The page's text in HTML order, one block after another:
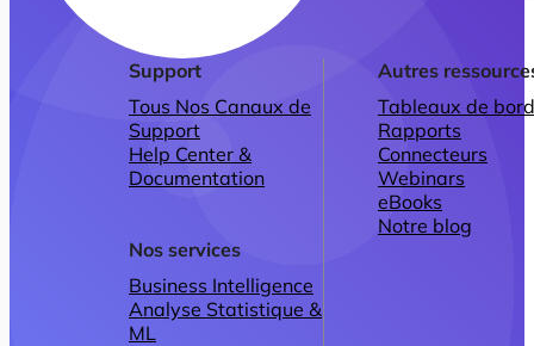
Support
Tous Nos Canaux de
Support
Help Center &
Documentation
Nos services
Business Intelligence
Analyse Statistique &
ML
Autres
Tableaux de
Rapports
Connecteurs
Webinars
eBooks
Notre blog